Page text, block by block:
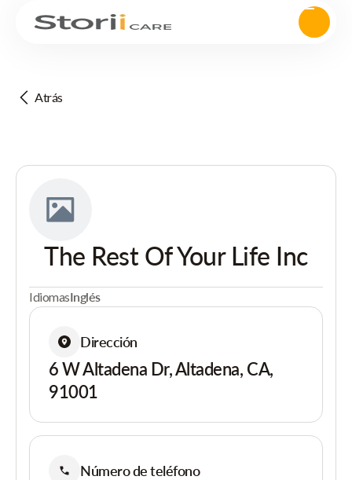
Atrás
The Rest Of Your Life Inc
IdiomasInglés
Dirección
6 W Altadena Dr, Altadena, CA,
91001
Número de teléfono